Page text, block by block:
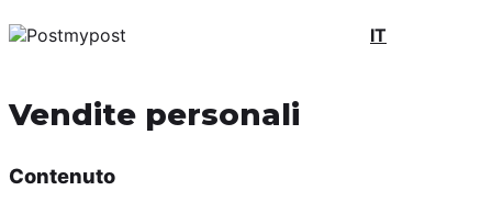
IT
Vendite personali
Contenuto